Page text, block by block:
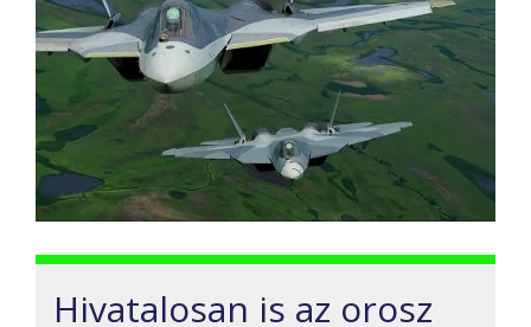
Hivatalosan is az orosz